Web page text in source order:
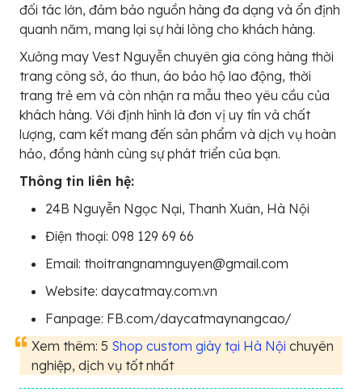
đối tác lớn, đảm bảo nguồn hàng đa dạng và ổn định
quanh năm, mang lại sự hài lòng cho khách hàng.
Xưởng may Vest Nguyễn chuyên gia công hàng thời
trang công sở, áo thun, áo bảo hộ lao động, thời
trang trẻ em và còn nhận ra mẫu theo yêu cầu của
khách hàng. Với định hình là đơn vị uy tín và chất
lượng, cam kết mang đến sản phẩm và dịch vụ hoàn
hảo, đồng hành cùng sự phát triển của bạn.
Thông tin liên hệ:
24B Nguyễn Ngọc Nại, Thanh Xuân, Hà Nội
Điện thoại: 098 129 69 66
Email: thoitrangnamnguyen@gmail.com
Website: daycatmay.com.vn
Fanpage: FB.com/daycatmaynangcao/
Xem thêm: 5 Shop custom giày tại Hà Nội chuyên
nghiệp, dịch vụ tốt nhất